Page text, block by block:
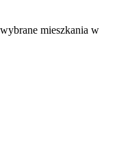
mieszkania w